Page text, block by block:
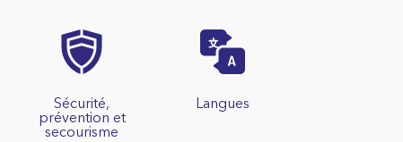
Sécurité,
prévention et
secourisme
Langues